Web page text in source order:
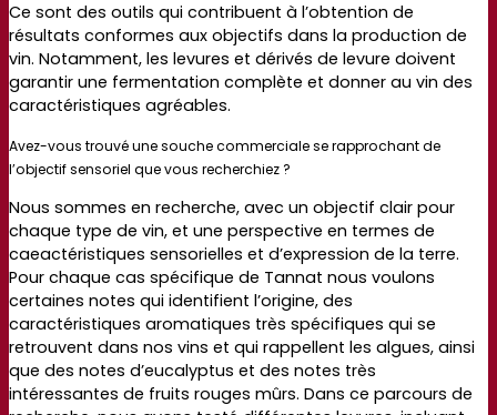
Ce sont des outils qui contribuent à l’obtention de
résultats conformes aux objectifs dans la production de
vin. Notamment, les levures et dérivés de levure doivent
garantir une fermentation complète et donner au vin des
caractéristiques agréables.
Avez-vous trouvé une souche commerciale se rapprochant de
l’objectif sensoriel que vous recherchiez ?
Nous sommes en recherche, avec un objectif clair pour
chaque type de vin, et une perspective en termes de
caeactéristiques sensorielles et d’expression de la terre.
Pour chaque cas spécifique de Tannat nous voulons
certaines notes qui identifient l’origine, des
caractéristiques aromatiques très spécifiques qui se
retrouvent dans nos vins et qui rappellent les algues, ainsi
que des notes d’eucalyptus et des notes très
intéressantes de fruits rouges mûrs. Dans ce parcours de